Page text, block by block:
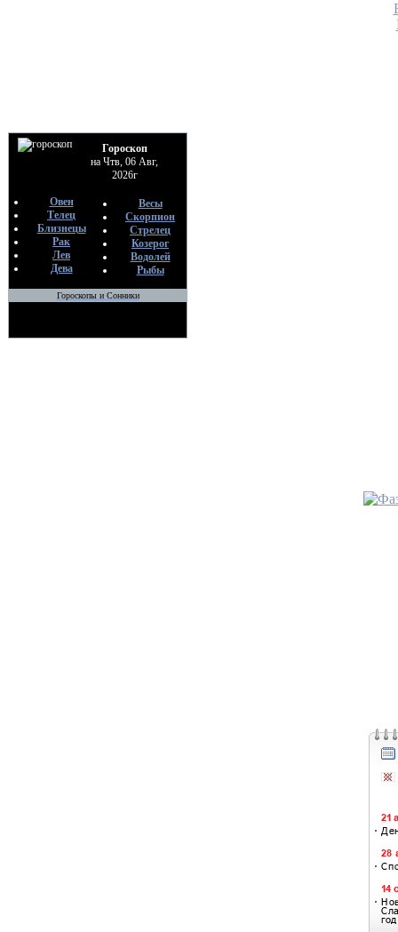
Гороскоп
на Чтв, 06 Авг,
2026г
Овен
Телец
Близнецы
Рак
Лев
Дева
Весы
Скорпион
Стрелец
Козерог
Водолей
Рыбы
Гороскопы и Сонники